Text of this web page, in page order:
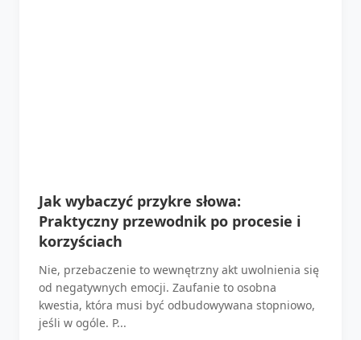
Jak wybaczyć przykre słowa:
Praktyczny przewodnik po procesie i
korzyściach
Nie, przebaczenie to wewnętrzny akt uwolnienia się
od negatywnych emocji. Zaufanie to osobna
kwestia, która musi być odbudowywana stopniowo,
jeśli w ogóle. P...